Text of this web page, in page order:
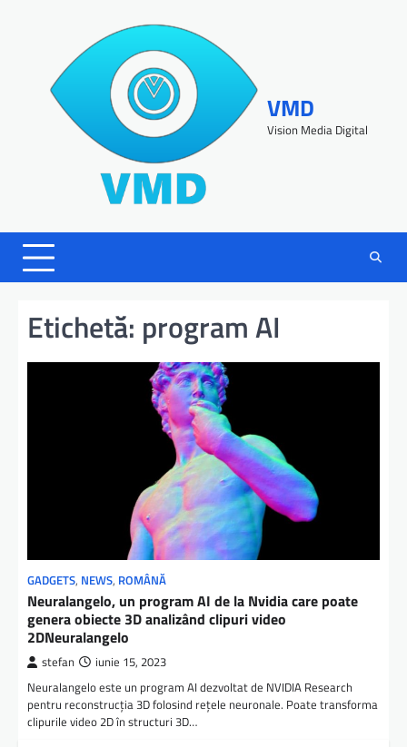
VMD
Vision Media Digital
Etichetă: program AI
GADGETS, NEWS, ROMÂNĂ
Neuralangelo, un program AI de la Nvidia care poate
genera obiecte 3D analizând clipuri video
2DNeuralangelo
stefan iunie 15, 2023
Neuralangelo este un program AI dezvoltat de NVIDIA Research
pentru reconstrucția 3D folosind rețele neuronale. Poate transforma
clipurile video 2D în structuri 3D…